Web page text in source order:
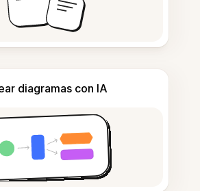
diagramas con IA